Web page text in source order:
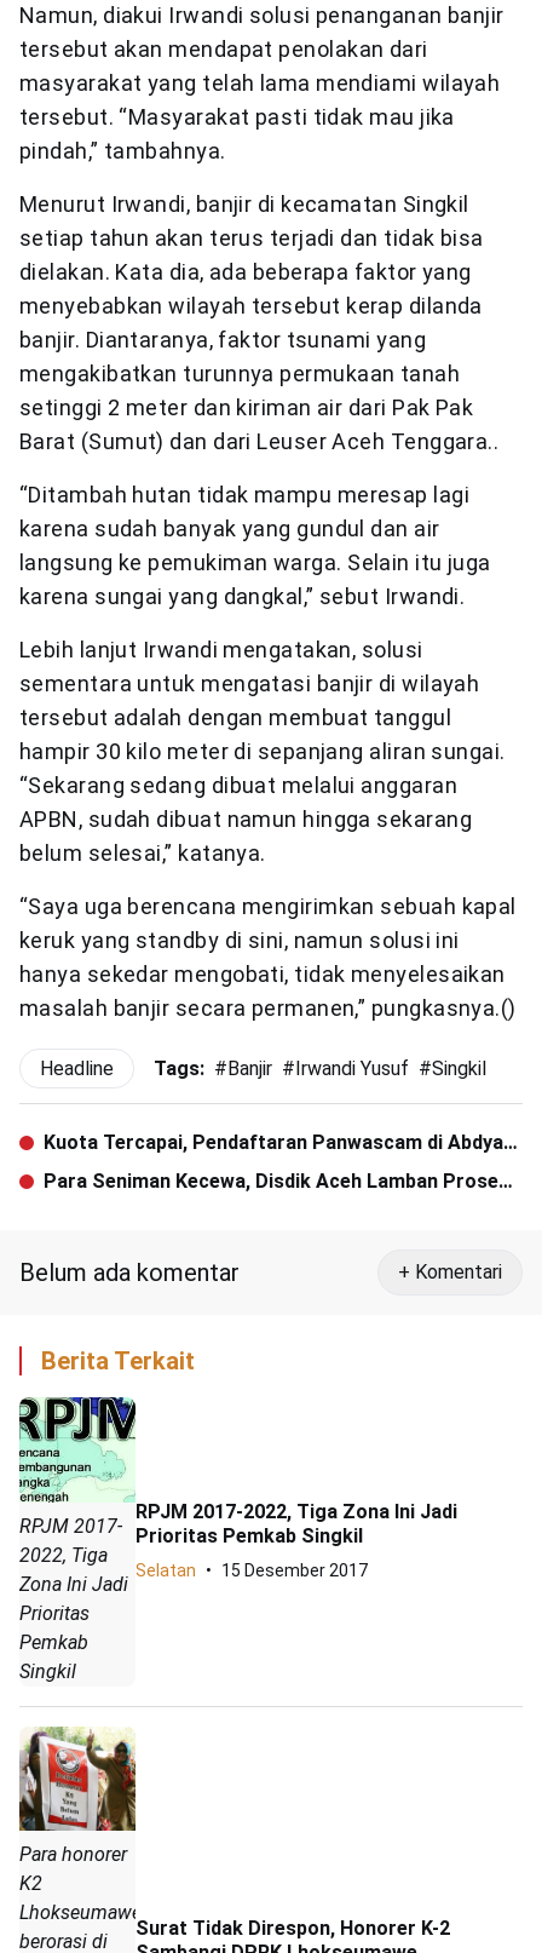
Namun, diakui Irwandi solusi penanganan banjir
tersebut akan mendapat penolakan dari
masyarakat yang telah lama mendiami wilayah
tersebut. “Masyarakat pasti tidak mau jika
pindah,” tambahnya.
Menurut Irwandi, banjir di kecamatan Singkil
setiap tahun akan terus terjadi dan tidak bisa
dielakan. Kata dia, ada beberapa faktor yang
menyebabkan wilayah tersebut kerap dilanda
banjir. Diantaranya, faktor tsunami yang
mengakibatkan turunnya permukaan tanah
setinggi 2 meter dan kiriman air dari Pak Pak
Barat (Sumut) dan dari Leuser Aceh Tenggara..
“Ditambah hutan tidak mampu meresap lagi
karena sudah banyak yang gundul dan air
langsung ke pemukiman warga. Selain itu juga
karena sungai yang dangkal,” sebut Irwandi.
Lebih lanjut Irwandi mengatakan, solusi
sementara untuk mengatasi banjir di wilayah
tersebut adalah dengan membuat tanggul
hampir 30 kilo meter di sepanjang aliran sungai.
“Sekarang sedang dibuat melalui anggaran
APBN, sudah dibuat namun hingga sekarang
belum selesai,” katanya.
“Saya uga berencana mengirimkan sebuah kapal
keruk yang standby di sini, namun solusi ini
hanya sekedar mengobati, tidak menyelesaikan
masalah banjir secara permanen,” pungkasnya.()
Headline Tags: #Banjir #Irwandi Yusuf #Singkil
Kuota Tercapai, Pendaftaran Panwascam di Abdya
Ditutup
Para Seniman Kecewa, Disdik Aceh Lamban Proses
Belum ada komentar + Komentari
Berita Terkait
RPJM 2017-
2022, Tiga
Zona Ini Jadi
Prioritas
Pemkab
Singkil
RPJM 2017-2022, Tiga Zona Ini Jadi
Prioritas Pemkab Singkil
Selatan 15 Desember 2017
Para honorer
K2
Lhokseumawe
berorasi di
Surat Tidak Direspon, Honorer K-2